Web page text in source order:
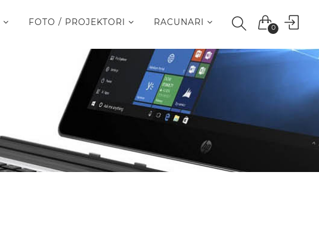
0
FOTO / PROJEKTORI RACUNARI